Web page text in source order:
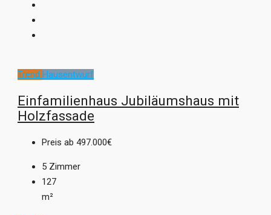
Trend Hausentwurf
Einfamilienhaus Jubiläumshaus mit
Holzfassade
Preis ab 497.000€
5 Zimmer
127
m²